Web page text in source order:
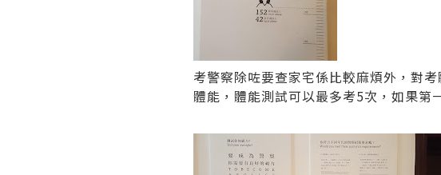
考警察除咗要查家宅係比較麻煩外，對
體能，體能測試可以最多考5次，如果